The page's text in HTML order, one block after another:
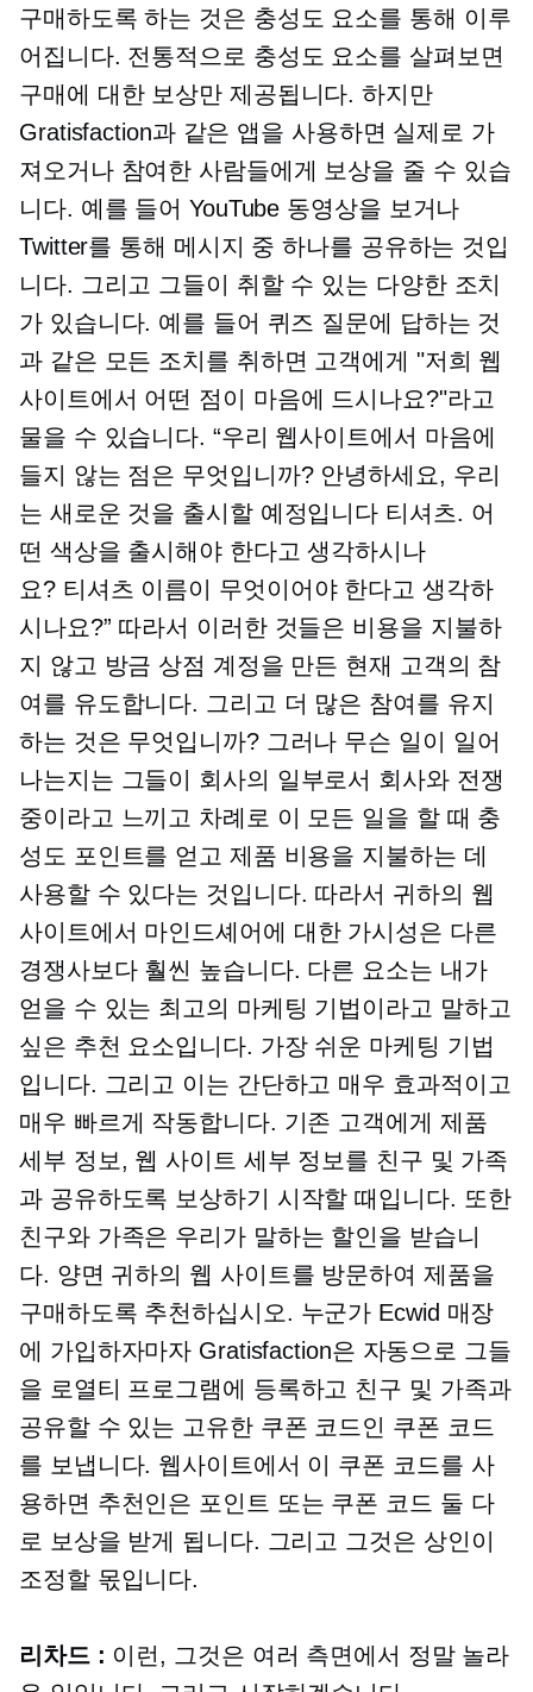
구매하도록 하는 것은 충성도 요소를 통해 이루
어집니다. 전통적으로 충성도 요소를 살펴보면
구매에 대한 보상만 제공됩니다. 하지만
Gratisfaction과 같은 앱을 사용하면 실제로 가
져오거나 참여한 사람들에게 보상을 줄 수 있습
니다. 예를 들어 YouTube 동영상을 보거나
Twitter를 통해 메시지 중 하나를 공유하는 것입
니다. 그리고 그들이 취할 수 있는 다양한 조치
가 있습니다. 예를 들어 퀴즈 질문에 답하는 것
과 같은 모든 조치를 취하면 고객에게 "저희 웹
사이트에서 어떤 점이 마음에 드시나요?"라고
물을 수 있습니다. “우리 웹사이트에서 마음에
들지 않는 점은 무엇입니까? 안녕하세요, 우리
는 새로운 것을 출시할 예정입니다 티셔츠. 어
떤 색상을 출시해야 한다고 생각하시나
요? 티셔츠 이름이 무엇이어야 한다고 생각하
시나요?” 따라서 이러한 것들은 비용을 지불하
지 않고 방금 상점 계정을 만든 현재 고객의 참
여를 유도합니다. 그리고 더 많은 참여를 유지
하는 것은 무엇입니까? 그러나 무슨 일이 일어
나는지는 그들이 회사의 일부로서 회사와 전쟁
중이라고 느끼고 차례로 이 모든 일을 할 때 충
성도 포인트를 얻고 제품 비용을 지불하는 데
사용할 수 있다는 것입니다. 따라서 귀하의 웹
사이트에서 마인드셰어에 대한 가시성은 다른
경쟁사보다 훨씬 높습니다. 다른 요소는 내가
얻을 수 있는 최고의 마케팅 기법이라고 말하고
싶은 추천 요소입니다. 가장 쉬운 마케팅 기법
입니다. 그리고 이는 간단하고 매우 효과적이고
매우 빠르게 작동합니다. 기존 고객에게 제품
세부 정보, 웹 사이트 세부 정보를 친구 및 가족
과 공유하도록 보상하기 시작할 때입니다. 또한
친구와 가족은 우리가 말하는 할인을 받습니
다. 양면 귀하의 웹 사이트를 방문하여 제품을
구매하도록 추천하십시오. 누군가 Ecwid 매장
에 가입하자마자 Gratisfaction은 자동으로 그들
을 로열티 프로그램에 등록하고 친구 및 가족과
공유할 수 있는 고유한 쿠폰 코드인 쿠폰 코드
를 보냅니다. 웹사이트에서 이 쿠폰 코드를 사
용하면 추천인은 포인트 또는 쿠폰 코드 둘 다
로 보상을 받게 됩니다. 그리고 그것은 상인이
조정할 몫입니다.
리차드 : 이런, 그것은 여러 측면에서 정말 놀라